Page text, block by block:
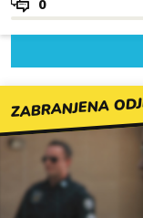
0
ZABRANJENA